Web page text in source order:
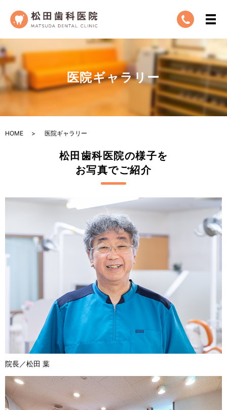
医院ギャラリー
HOME 医院ギャラリー
松田歯科医院の様子を
お写真でご紹介
院長／松田 葉